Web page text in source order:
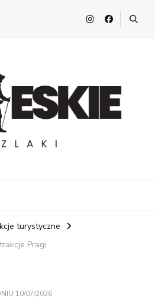
turystyczne
Pragi
10/07/2026